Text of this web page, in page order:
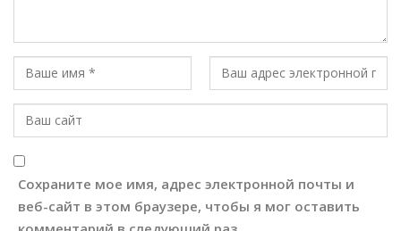
Сохраните мое имя, адрес электронной почты и
веб-сайт в этом браузере, чтобы я мог оставить